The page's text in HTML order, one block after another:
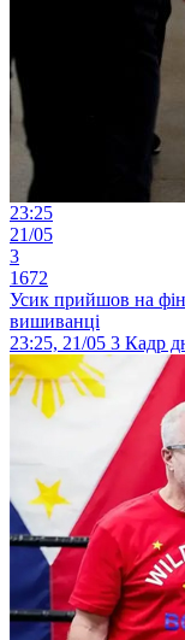
23:25
21/05
3
1672
Усик прийшов на
вишиванці
23:25, 21/05 3 Кадр